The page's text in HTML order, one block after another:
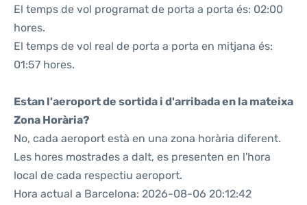
El temps de vol programat de porta a porta és: 02:00
hores.
El temps de vol real de porta a porta en mitjana és:
01:57 hores.
Estan l'aeroport de sortida i d'arribada en la mateixa
Zona Horària?
No, cada aeroport està en una zona horària diferent.
Les hores mostrades a dalt, es presenten en l'hora
local de cada respectiu aeroport.
Hora actual a Barcelona: 2026-08-06 20:12:42